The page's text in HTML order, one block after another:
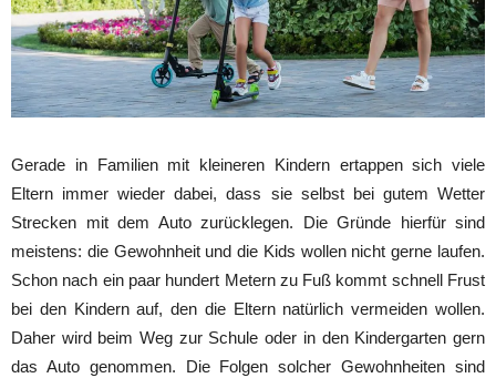
Gerade in Familien mit kleineren Kindern ertappen sich viele
Eltern immer wieder dabei, dass sie selbst bei gutem Wetter
Strecken mit dem Auto zurücklegen. Die Gründe hierfür sind
meistens: die Gewohnheit und die Kids wollen nicht gerne laufen.
Schon nach ein paar hundert Metern zu Fuß kommt schnell Frust
bei den Kindern auf, den die Eltern natürlich vermeiden wollen.
Daher wird beim Weg zur Schule oder in den Kindergarten gern
das Auto genommen. Die Folgen solcher Gewohnheiten sind